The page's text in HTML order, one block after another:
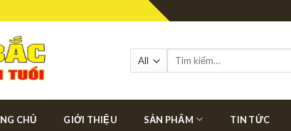
Tìm
CHỦ GIỚI THIỆU SẢN PHẨM TIN TỨC